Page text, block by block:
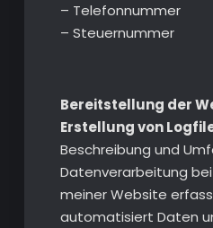
– Telefonnummer
– Steuernummer
Bereitstellung der
Erstellung von
Beschreibung und
Datenverarbeitung
meiner Website
automatisiert Daten